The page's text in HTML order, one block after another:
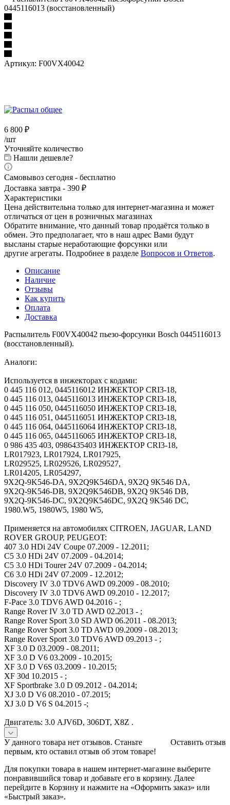
0445116013 (восстановленный)
Артикул: F00VX40042
6 800 ₽
/шт
Уточняйте количество
Нашли дешевле?
Самовывоз сегодня - бесплатно
Доставка завтра - 390 ₽
Характеристики
Цена действительна только для интернет-магазина и может
отличаться от цен в розничных магазинах
Обратите внимание, что данный товар продаётся только в
обмен. Это предполагает, что в наш адрес Вами будут
высланы старые неработающие форсунки или
другие агрегаты. Подробнее в разделе Вопросов и Ответов.
Описание
Наличие
Отзывы
Как купить
Оплата
Доставка
Распылитель F00VX40042 пьезо-форсунки Bosch 0445116013
(восстановленный).
Аналоги:
Используется в инжекторах с кодами:
0 445 116 012, 0445116012 ИНЖЕКТОР CRI3-18,
0 445 116 013, 0445116013 ИНЖЕКТОР CRI3-18,
0 445 116 050, 0445116050 ИНЖЕКТОР CRI3-18,
0 445 116 051, 0445116051 ИНЖЕКТОР CRI3-18,
0 445 116 064, 0445116064 ИНЖЕКТОР CRI3-18,
0 445 116 065, 0445116065 ИНЖЕКТОР CRI3-18,
0 986 435 403, 0986435403 ИНЖЕКТОР CRI3-18,
LR017923, LR017924, LR017925,
LR029525, LR029526, LR029527,
LR014205, LR054297,
9X2Q-9K546-DA, 9X2Q9K546DA, 9X2Q 9K546 DA,
9X2Q-9K546-DB, 9X2Q9K546DB, 9X2Q 9K546 DB,
9X2Q-9K546-DC, 9X2Q9K546DC, 9X2Q 9K546 DC,
1980.W5, 1980W5, 1980 W5,
Применяется на автомобилях CITROEN, JAGUAR, LAND
ROVER GROUP, PEUGEOT:
407 3.0 HDi 24V Coupe 07.2009 - 12.2011;
C5 3.0 HDi 24V 07.2009 - 04.2014;
C5 3.0 HDi Tourer 24V 07.2009 - 04.2014;
C6 3.0 HDi 24V 07.2009 - 12.2012;
Discovery IV 3.0 TDV6 AWD 09.2009 - 08.2010;
Discovery IV 3.0 TDV6 AWD 09.2010 - 12.2017;
F-Pace 3.0 TDV6 AWD 04.2016 - ;
Range Rover IV 3.0 TD AWD 02.2013 - ;
Range Rover Sport 3.0 SD AWD 06.2011 - 08.2013;
Range Rover Sport 3.0 TD AWD 09.2009 - 08.2013;
Range Rover Sport 3.0 TDV6 AWD 09.2013 - ;
XF 3.0 D 03.2009 - 08.2011;
XF 3.0 D V6 03.2009 - 10.2015;
XF 3.0 D V6S 03.2009 - 10.2015;
XF 30d 10.2015 - ;
XF Sportbrake 3.0 D 09.2012 - 04.2014;
XJ 3.0 D V6 08.2010 - 07.2015;
XJ 3.0 D V6 S 04.2015 -;
Двигатель: 3.0 AJV6D, 306DT, X8Z .
Оставить отзыв
У данного товара нет отзывов. Станьте
первым, кто оставил отзыв об этом товаре!
Для покупки товара в нашем интернет-магазине выберите
понравившийся товар и добавьте его в корзину. Далее
перейдите в Корзину и нажмите на «Оформить заказ» или
«Быстрый заказ».